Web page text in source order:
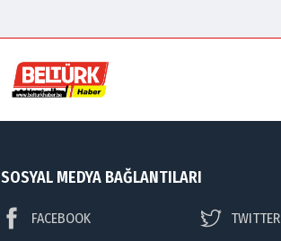
SOSYAL MEDYA BAĞLANTILARI
FACEBOOK TWITTER